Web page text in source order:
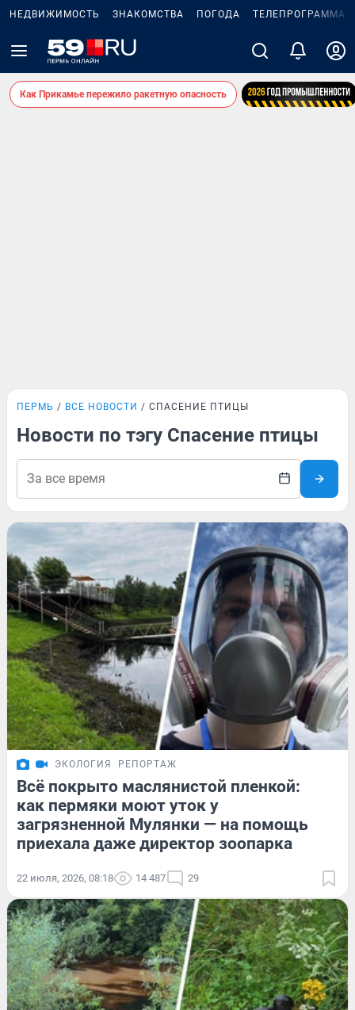
НЕДВИЖИМОСТЬ ЗНАКОМСТВА ПОГОДА ТЕЛЕПРОГРАММА
Как Прикамье пережило ракетную опасность
ПЕРМЬ ВСЕ НОВОСТИ СПАСЕНИЕ ПТИЦЫ
Новости по тэгу Спасение птицы
ЭКОЛОГИЯ РЕПОРТАЖ
Всё покрыто маслянистой пленкой:
как пермяки моют уток у
загрязненной Мулянки — на помощь
приехала даже директор зоопарка
22 июля, 2026, 08:18 14 487 29